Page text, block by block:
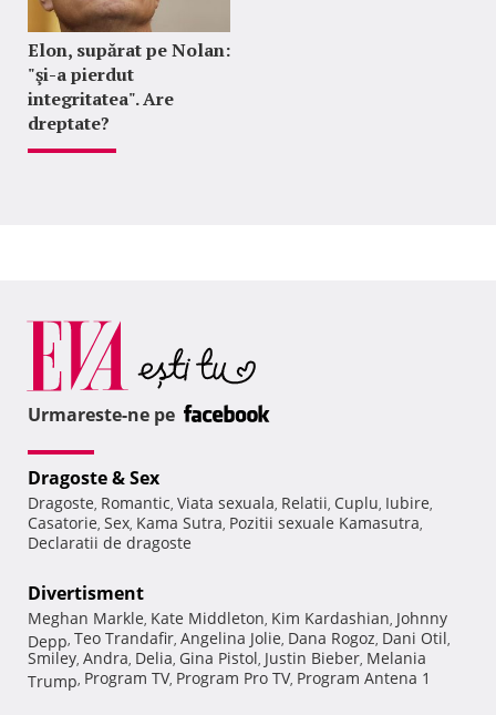
Elon, supărat pe Nolan:
"şi-a pierdut
integritatea". Are
dreptate?
Urmareste-ne pe
Dragoste & Sex
Dragoste, Romantic, Viata sexuala, Relatii, Cuplu, Iubire,
Casatorie, Sex, Kama Sutra, Pozitii sexuale Kamasutra,
Declaratii de dragoste
Divertisment
Meghan Markle, Kate Middleton, Kim Kardashian, Johnny
Depp, Teo Trandafir, Angelina Jolie, Dana Rogoz, Dani Otil,
Smiley, Andra, Delia, Gina Pistol, Justin Bieber, Melania
Trump, Program TV, Program Pro TV, Program Antena 1